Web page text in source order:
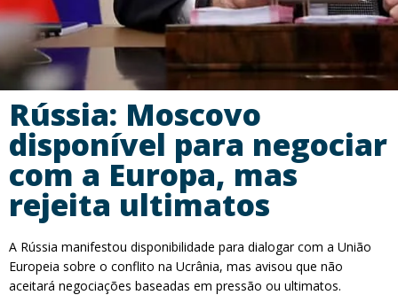
Rússia: Moscovo
disponível para negociar
com a Europa, mas
rejeita ultimatos
A Rússia manifestou disponibilidade para dialogar com a União
Europeia sobre o conflito na Ucrânia, mas avisou que não
aceitará negociações baseadas em pressão ou ultimatos.